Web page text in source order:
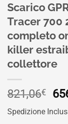
Scarico
Tracer 700
completo
killer
collettore
821,06€
Il
Spedizione